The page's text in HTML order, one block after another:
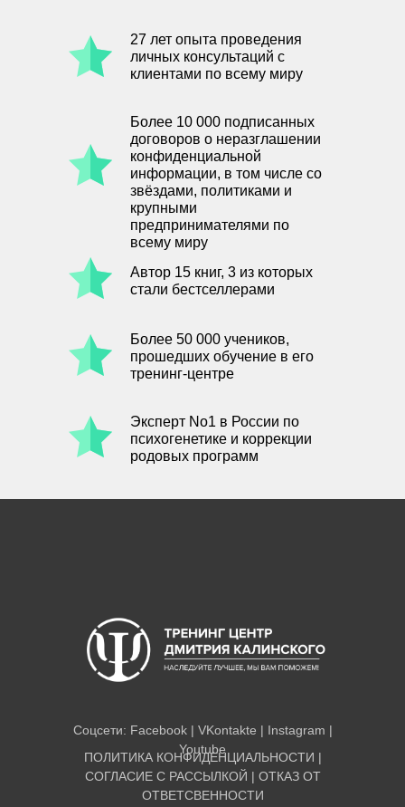
27 лет опыта проведения
личных консультаций с
клиентами по всему миру
Более 10 000 подписанных
договоров о неразглашении
конфиденциальной
информации, в том числе со
звёздами, политиками и
крупными
предпринимателями по
всему миру
Автор 15 книг, 3 из которых
стали бестселлерами
Более 50 000 учеников,
прошедших обучение в его
тренинг-центре
Эксперт No1 в России по
психогенетике и коррекции
родовых программ
ПОЛИТИКА КОНФИДЕНЦИАЛЬНОСТИ |
СОГЛАСИЕ С РАССЫЛКОЙ | ОТКАЗ ОТ
ОТВЕТСВЕННОСТИ
Соцсети: Facebook| VKontakte | Instagram |
Youtube